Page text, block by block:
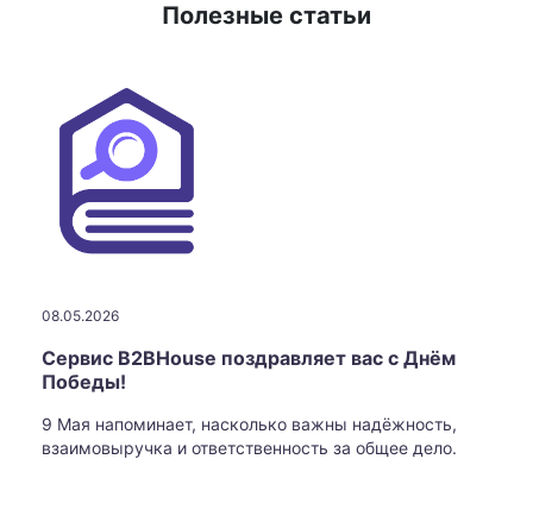
Полезные статьи
08.05.2026
Сервис B2BHouse поздравляет вас с Днём
Победы!
9 Мая напоминает, насколько важны надёжность,
взаимовыручка и ответственность за общее дело.